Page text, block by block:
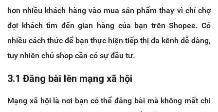
hơn nhiều khách hàng vào mua sản phẩm thay vì chỉ chợ
đợi khách tìm đến gian hàng của bạn trên Shopee. Có
nhiều cách thức để bạn thực hiện tiếp thị đa kênh dễ dàng,
tuy nhiên chủ shop cần có sự đầu tư.
3.1 Đăng bài lên mạng xã hội
Mạng xã hội là nơi bạn có thể đăng bài mà không mất chi